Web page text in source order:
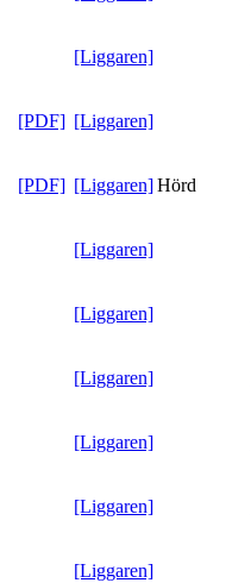
[Liggaren]
[PDF] [Liggaren]
[PDF] [Liggaren]Hörd
[Liggaren]
[Liggaren]
[Liggaren]
[Liggaren]
[Liggaren]
[Liggaren]